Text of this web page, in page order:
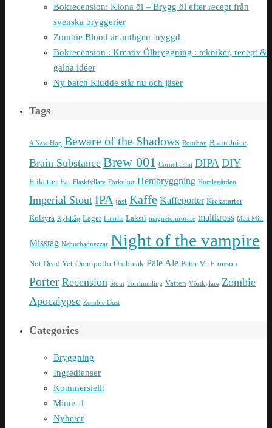
Bokrecension: Klona öl – Brygg öl efter recept från
svenska bryggerier
Zombie Blood är äntligen bryggd
Bokrecension : Kreativ Ölbryggning : tekniker, recept &
galna idéer
Ny batch Kludde står nu och jäser
Tags
A New Hop Beware of the Shadows Bourbon Brain Juice
Brain Substance Brew 001 Corneliusfat DIPA DIY
Etiketter Fat Flaskfyllare Förkultur Hembryggning Humlegården
Imperial Stout IPA jäst Kaffe Kaffeporter Kickstarter
Kolsyra Kylskåp Lager Lakrits Laksil magnetomrörare maltkross Malt Mill
Misstag Nebuchadnezzar Night of the vampire
Not Dead Yet Omnipollo Outbreak Pale Ale Peter M. Eronson
Porter Recension Stout Torrhumling Vatten Vörtkylare Zombie
Apocalypse Zombie Dust
Categories
Bryggning
Ingredienser
Kommersiellt
Minus-1
Nyheter